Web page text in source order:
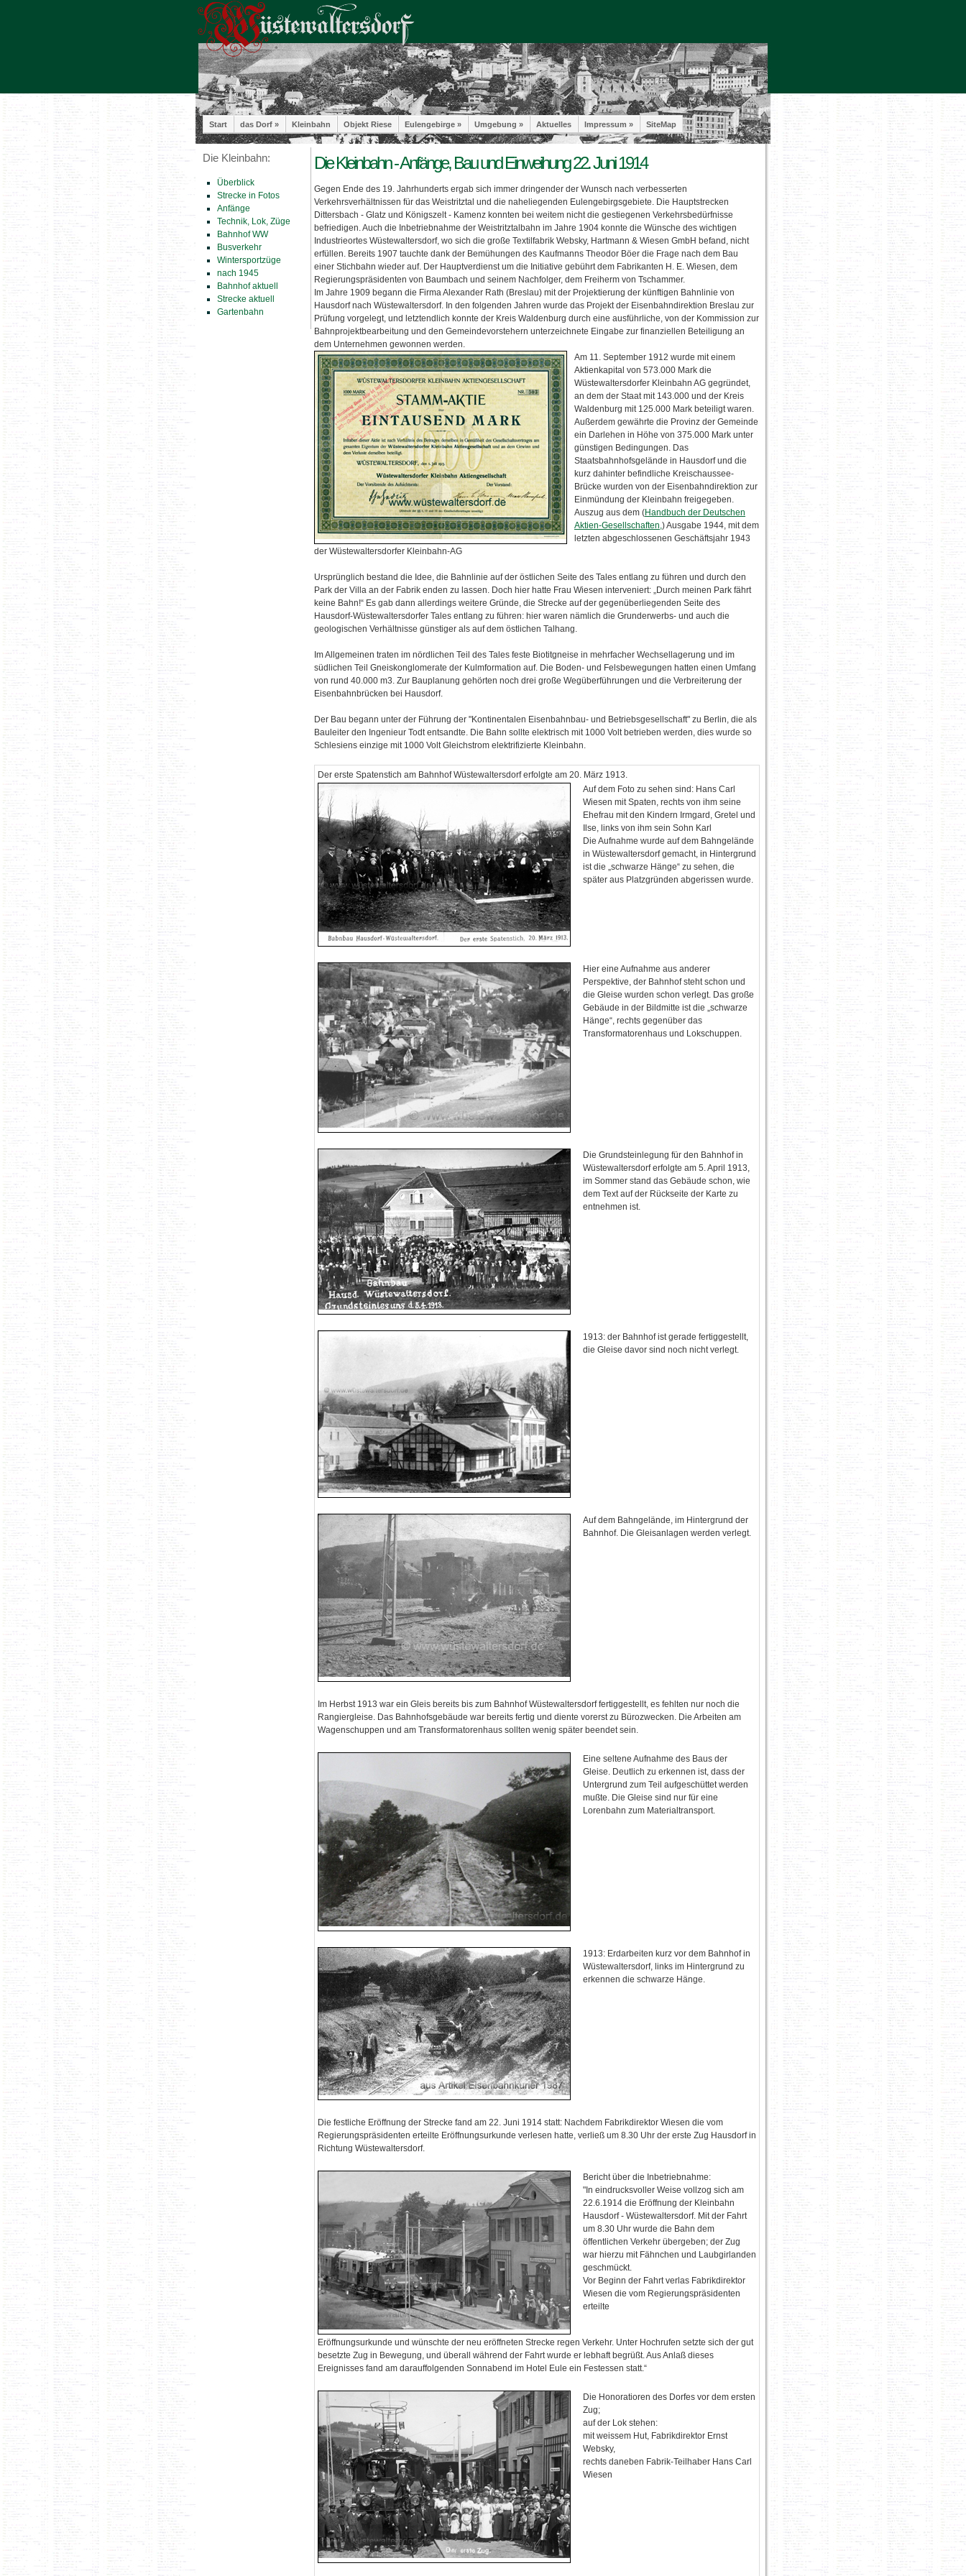
Start das Dorf » Kleinbahn Objekt Riese Eulengebirge » Umgebung » Aktuelles Impressum » SiteMap
Die Kleinbahn:
Überblick
Strecke in Fotos
Anfänge
Technik, Lok, Züge
Bahnhof WW
Busverkehr
Wintersportzüge
nach 1945
Bahnhof aktuell
Strecke aktuell
Gartenbahn
Die Kleinbahn - Anfänge, Bau und Einweihung 22. Juni 1914
Gegen Ende des 19. Jahrhunderts ergab sich immer dringender der Wunsch nach verbesserten
Verkehrsverhältnissen für das Weistritztal und die naheliegenden Eulengebirgsgebiete. Die Hauptstrecken
Dittersbach - Glatz und Königszelt - Kamenz konnten bei weitem nicht die gestiegenen Verkehrsbedürfnisse
befriedigen. Auch die Inbetriebnahme der Weistritztalbahn im Jahre 1904 konnte die Wünsche des wichtigen
Industrieortes Wüstewaltersdorf, wo sich die große Textilfabrik Websky, Hartmann & Wiesen GmbH befand, nicht
erfüllen. Bereits 1907 tauchte dank der Bemühungen des Kaufmanns Theodor Böer die Frage nach dem Bau
einer Stichbahn wieder auf. Der Hauptverdienst um die Initiative gebührt dem Fabrikanten H. E. Wiesen, dem
Regierungspräsidenten von Baumbach und seinem Nachfolger, dem Freiherm von Tschammer.
Im Jahre 1909 begann die Firma Alexander Rath (Breslau) mit der Projektierung der künftigen Bahnlinie von
Hausdorf nach Wüstewaltersdorf. In den folgenden Jahren wurde das Projekt der Eisenbahndirektion Breslau zur
Prüfung vorgelegt, und letztendlich konnte der Kreis Waldenburg durch eine ausführliche, von der Kommission zur
Bahnprojektbearbeitung und den Gemeindevorstehern unterzeichnete Eingabe zur finanziellen Beteiligung an
dem Unternehmen gewonnen werden.
Am 11. September 1912 wurde mit einem
Aktienkapital von 573.000 Mark die
Wüstewaltersdorfer Kleinbahn AG gegründet,
an dem der Staat mit 143.000 und der Kreis
Waldenburg mit 125.000 Mark beteiligt waren.
Außerdem gewährte die Provinz der Gemeinde
ein Darlehen in Höhe von 375.000 Mark unter
günstigen Bedingungen. Das
Staatsbahnhofsgelände in Hausdorf und die
kurz dahinter befindliche Kreischaussee-
Brücke wurden von der Eisenbahndirektion zur
Einmündung der Kleinbahn freigegeben.
Auszug aus dem (Handbuch der Deutschen
Aktien-Gesellschaften,) Ausgabe 1944, mit dem
letzten abgeschlossenen Geschäftsjahr 1943
der Wüstewaltersdorfer Kleinbahn-AG
Ursprünglich bestand die Idee, die Bahnlinie auf der östlichen Seite des Tales entlang zu führen und durch den
Park der Villa an der Fabrik enden zu lassen. Doch hier hatte Frau Wiesen interveniert: „Durch meinen Park fährt
keine Bahn!“ Es gab dann allerdings weitere Gründe, die Strecke auf der gegenüberliegenden Seite des
Hausdorf-Wüstewaltersdorfer Tales entlang zu führen: hier waren nämlich die Grunderwerbs- und auch die
geologischen Verhältnisse günstiger als auf dem östlichen Talhang.
Im Allgemeinen traten im nördlichen Teil des Tales feste Biotitgneise in mehrfacher Wechsellagerung und im
südlichen Teil Gneiskonglomerate der Kulmformation auf. Die Boden- und Felsbewegungen hatten einen Umfang
von rund 40.000 m3. Zur Bauplanung gehörten noch drei große Wegüberführungen und die Verbreiterung der
Eisenbahnbrücken bei Hausdorf.
Der Bau begann unter der Führung der "Kontinentalen Eisenbahnbau- und Betriebsgesellschaft" zu Berlin, die als
Bauleiter den Ingenieur Todt entsandte. Die Bahn sollte elektrisch mit 1000 Volt betrieben werden, dies wurde so
Schlesiens einzige mit 1000 Volt Gleichstrom elektrifizierte Kleinbahn.
Der erste Spatenstich am Bahnhof Wüstewaltersdorf erfolgte am 20. März 1913.
Auf dem Foto zu sehen sind: Hans Carl
Wiesen mit Spaten, rechts von ihm seine
Ehefrau mit den Kindern Irmgard, Gretel und
Ilse, links von ihm sein Sohn Karl
Die Aufnahme wurde auf dem Bahngelände
in Wüstewaltersdorf gemacht, in Hintergrund
ist die „schwarze Hänge“ zu sehen, die
später aus Platzgründen abgerissen wurde.
Hier eine Aufnahme aus anderer
Perspektive, der Bahnhof steht schon und
die Gleise wurden schon verlegt. Das große
Gebäude in der Bildmitte ist die „schwarze
Hänge“, rechts gegenüber das
Transformatorenhaus und Lokschuppen.
Die Grundsteinlegung für den Bahnhof in
Wüstewaltersdorf erfolgte am 5. April 1913,
im Sommer stand das Gebäude schon, wie
dem Text auf der Rückseite der Karte zu
entnehmen ist.
1913: der Bahnhof ist gerade fertiggestellt,
die Gleise davor sind noch nicht verlegt.
Auf dem Bahngelände, im Hintergrund der
Bahnhof. Die Gleisanlagen werden verlegt.
Im Herbst 1913 war ein Gleis bereits bis zum Bahnhof Wüstewaltersdorf fertiggestellt, es fehlten nur noch die
Rangiergleise. Das Bahnhofsgebäude war bereits fertig und diente vorerst zu Bürozwecken. Die Arbeiten am
Wagenschuppen und am Transformatorenhaus sollten wenig später beendet sein.
Eine seltene Aufnahme des Baus der
Gleise. Deutlich zu erkennen ist, dass der
Untergrund zum Teil aufgeschüttet werden
mußte. Die Gleise sind nur für eine
Lorenbahn zum Materialtransport.
1913: Erdarbeiten kurz vor dem Bahnhof in
Wüstewaltersdorf, links im Hintergrund zu
erkennen die schwarze Hänge.
Die festliche Eröffnung der Strecke fand am 22. Juni 1914 statt: Nachdem Fabrikdirektor Wiesen die vom
Regierungspräsidenten erteilte Eröffnungsurkunde verlesen hatte, verließ um 8.30 Uhr der erste Zug Hausdorf in
Richtung Wüstewaltersdorf.
Bericht über die Inbetriebnahme:
"In eindrucksvoller Weise vollzog sich am
22.6.1914 die Eröffnung der Kleinbahn
Hausdorf - Wüstewaltersdorf. Mit der Fahrt
um 8.30 Uhr wurde die Bahn dem
öffentlichen Verkehr übergeben; der Zug
war hierzu mit Fähnchen und Laubgirlanden
geschmückt.
Vor Beginn der Fahrt verlas Fabrikdirektor
Wiesen die vom Regierungspräsidenten
erteilte
Eröffnungsurkunde und wünschte der neu eröffneten Strecke regen Verkehr. Unter Hochrufen setzte sich der gut
besetzte Zug in Bewegung, und überall während der Fahrt wurde er lebhaft begrüßt. Aus Anlaß dieses
Ereignisses fand am darauffolgenden Sonnabend im Hotel Eule ein Festessen statt.“
Die Honoratioren des Dorfes vor dem ersten
Zug;
auf der Lok stehen:
mit weissem Hut, Fabrikdirektor Ernst
Websky,
rechts daneben Fabrik-Teilhaber Hans Carl
Wiesen